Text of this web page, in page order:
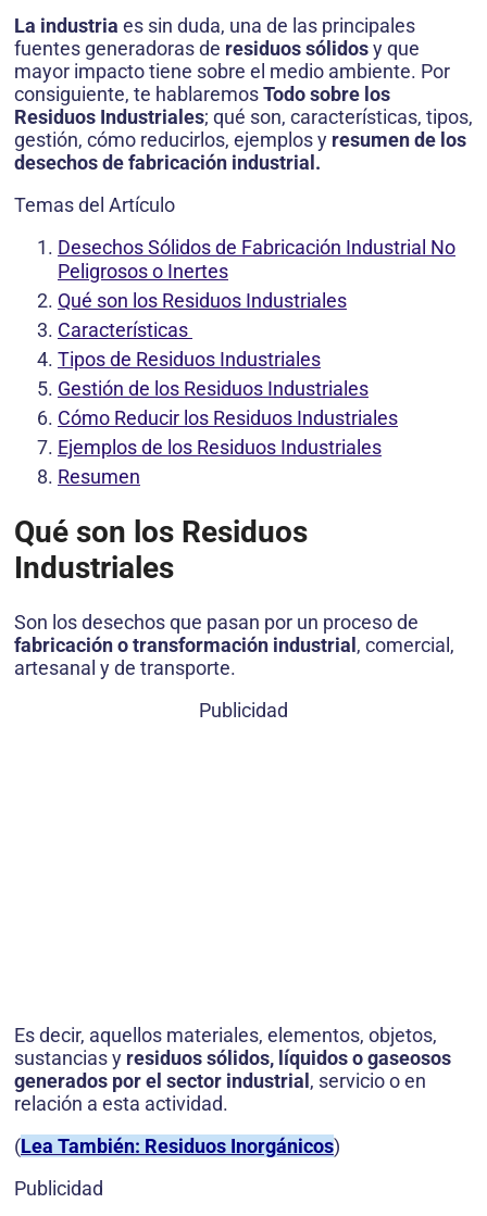
La industria es sin duda, una de las principales
fuentes generadoras de residuos sólidosy que
mayor impacto tiene sobre el medio ambiente. Por
consiguiente, te hablaremosTodo sobre los
Residuos Industriales; qué son, características, tipos,
gestión, cómo reducirlos, ejemplos y resumen de los
desechos de fabricación industrial.
Temas del Artículo
Desechos Sólidos de Fabricación Industrial No
Peligrosos o Inertes
Qué son los Residuos Industriales
Características
Tipos de Residuos Industriales
Gestión de los Residuos Industriales
Cómo Reducir los Residuos Industriales
Ejemplos de los Residuos Industriales
Resumen
Qué son los Residuos
Industriales
Son los desechos que pasan por un proceso de
fabricación o transformación industrial , comercial,
artesanal y de transporte.
Publicidad
Es decir, aquellos materiales, elementos, objetos,
sustancias y residuos sólidos, líquidos o gaseosos
generados por el sector industrial , servicio o en
relación a esta actividad.
(Lea También: Residuos Inorgánicos)
Publicidad